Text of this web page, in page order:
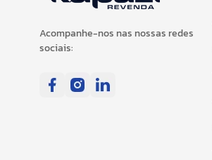
Acompanhe-nos nas nossas redes
sociais: